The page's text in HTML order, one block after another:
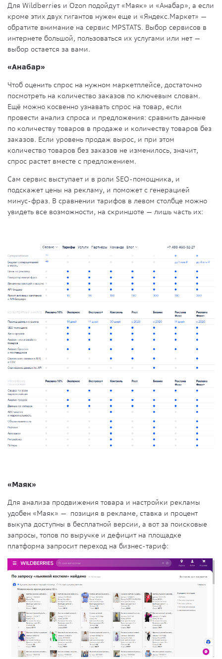
Для Wildberries и Ozon подойдут «Маяк» и «Анабар», а если
кроме этих двух гигантов нужен еще и «Яндекс.Маркет» —
обратите внимание на сервис MPSTATS. Выбор сервисов в
интернете большой, пользоваться их услугами или нет —
выбор остается за вами.
«Анабар»
Чтоб оценить спрос на нужном маркетплейсе, достаточно
посмотреть на количество заказов по ключевым словам.
Ещё можно косвенно узнавать спрос на товар, если
провести анализ спроса и предложения: сравнить данные
по количеству товаров в продаже и количеству товаров без
заказов. Если уровень продаж вырос, и при этом
количество товаров без заказов не изменилось, значит,
спрос растет вместе с предложением.
Сам сервис выступает и в роли SEO-помощника, и
подскажет цены на рекламу, и поможет с генерацией
минус-фраз. В сравнении тарифов в левом столбце можно
увидеть все возможности, на скриншоте — лишь часть их:
«Маяк»
Для анализа продвижения товара и настройки рекламы
удобен «Маяк» — позиция в рекламе, ставка и процент
выкупа доступны в бесплатной версии, а вот за поисковые
запросы, топов по выручке и дефицит на площадке
платформа запросит переход на бизнес-тариф: